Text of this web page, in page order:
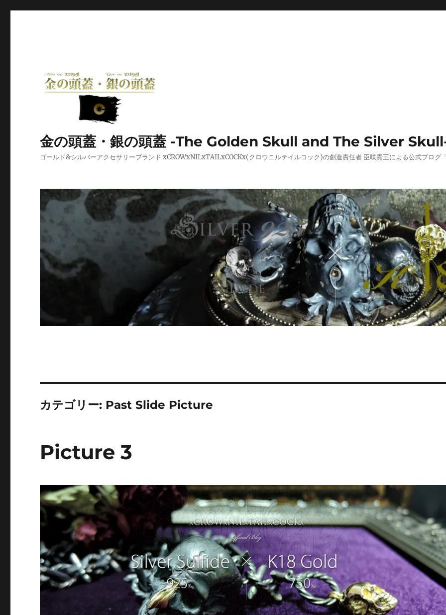
金の頭蓋・銀の頭蓋 -The Golden Skull and The Silver
ゴールド&シルバーアクセサリーブランド xCROWxNILxTAILxCOCKx(クロウニルテイルコック)の創造責任者 臣咲貴王による公式ブログ
カテゴリー: Past Slide Picture
Picture 3